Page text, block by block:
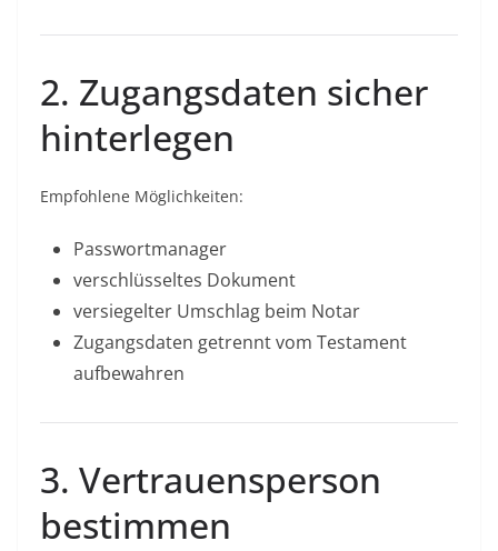
2. Zugangsdaten sicher
hinterlegen
Empfohlene Möglichkeiten:
Passwortmanager
verschlüsseltes Dokument
versiegelter Umschlag beim Notar
Zugangsdaten getrennt vom Testament
aufbewahren
3. Vertrauensperson
bestimmen